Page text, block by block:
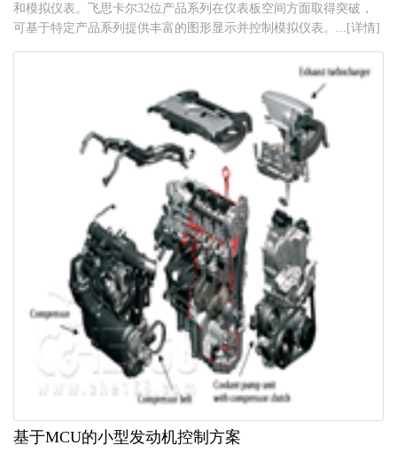
和模拟仪表。飞思卡尔32位产品系列在仪表板空间方面取得突破，
可基于特定产品系列提供丰富的图形显示并控制模拟仪表。...[详情]
基于MCU的小型发动机控制方案